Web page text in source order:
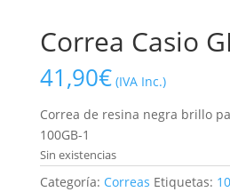
Correa Casio
41,90€ (IVA Inc.)
Correa de resina negra brillo
100GB-1
Sin existencias
Categoría: Correas Etiquetas: